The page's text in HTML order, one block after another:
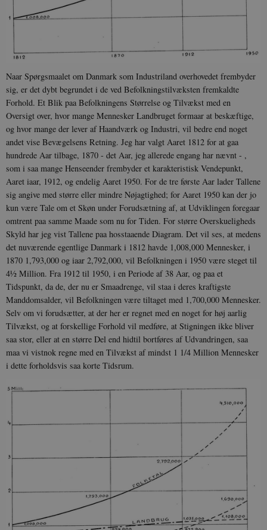
Naar Spørgsmaalet om Danmark som Industriland overhovedet frembyder
sig, er det dybt begrundet i de ved Befolkningstilvæksten fremkaldte
Forhold. Et Blik paa Befolkningens Størrelse og Tilvækst med en
Oversigt over, hvor mange Mennesker Landbruget formaar at beskæftige,
og hvor mange der lever af Haandværk og Industri, vil bedre end noget
andet vise Bevægelsens Retning. Jeg har valgt Aaret 1812 for at gaa
hundrede Aar tilbage, 1870 - det Aar, jeg allerede engang har nævnt - ,
som i saa mange Henseender frembyder et karakteristisk Vendepunkt,
Aaret iaar, 1912, og endelig Aaret 1950. For de tre første Aar lader Tallene
sig angive med større eller mindre Nøjagtighed; for Aaret 1950 kan der jo
kun være Tale om et Skøn under Forudsætning af, at Udviklingen foregaar
omtrent paa samme Maade som nu for Tiden. For større Overskueligheds
Skyld har jeg vist Tallene paa hosstaaende Diagram. Det vil ses, at medens
det nuværende egentlige Danmark i 1812 havde 1,008,000 Mennesker, i
1870 1,793,000 og iaar 2,792,000, vil Befolkningen i 1950 være steget til
4½ Million. Fra 1912 til 1950, i en Periode af 38 Aar, og paa et
Tidspunkt, da de, der nu er Smaadrenge, vil staa i deres kraftigste
Manddomsalder, vil Befolkningen være tiltaget med 1,700,000 Mennesker.
Selv om vi forudsætter, at der her er regnet med en noget for høj aarlig
Tilvækst, og at forskellige Forhold vil medføre, at Stigningen ikke bliver
saa stor, eller at en større Del end hidtil bortføres af Udvandringen, saa
maa vi vistnok regne med en Tilvækst af mindst 1 1/4 Million Mennesker
i dette forholdsvis saa korte Tidsrum.